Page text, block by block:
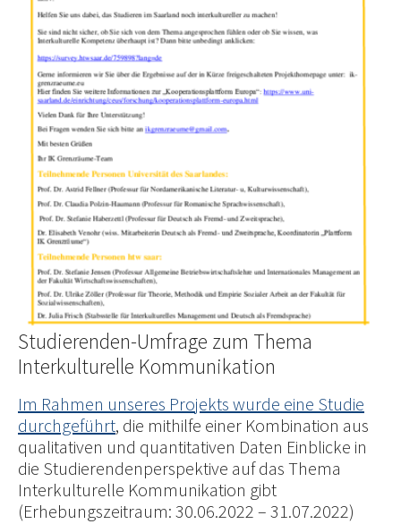
Studierenden-Umfrage zum Thema
Interkulturelle Kommunikation
Im Rahmen unseres Projekts wurde eine Studie
durchgeführt, die mithilfe einer Kombination aus
qualitativen und quantitativen Daten Einblicke in
die Studierendenperspektive auf das Thema
Interkulturelle Kommunikation gibt
(Erhebungszeitraum: 30.06.2022 – 31.07.2022)